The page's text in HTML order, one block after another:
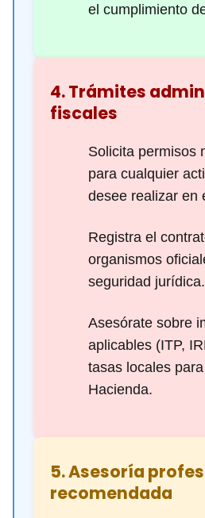
el cumplimiento
4. Trámites
fiscales
Solicita permisos
para cualquier
desee realizar en
Registra el
organismos
seguridad jurídica.
Asesórate sobre
aplicables (ITP,
tasas locales
Hacienda.
5. Asesoría
recomendada